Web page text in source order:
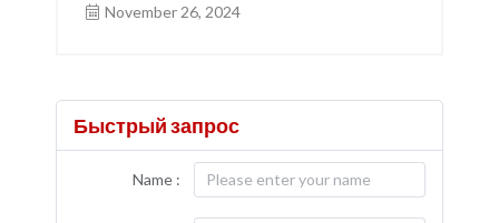
November 26, 2024
Быстрый запрос
Name :